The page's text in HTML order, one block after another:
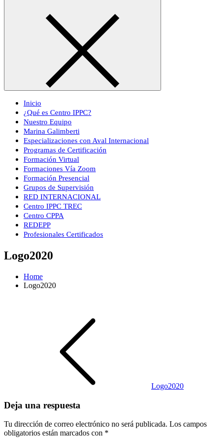
Inicio
¿Qué es Centro IPPC?
Nuestro Equipo
Marina Galimberti
Especializaciones con Aval Internacional
Programas de Certificación
Formación Virtual
Formaciones Vía Zoom
Formación Presencial
Grupos de Supervisión
RED INTERNACIONAL
Centro IPPC TREC
Centro CPPA
REDEPP
Profesionales Certificados
Logo2020
Home
Logo2020
Logo2020
Deja una respuesta
Tu dirección de correo electrónico no será publicada. Los campos
obligatorios están marcados con *